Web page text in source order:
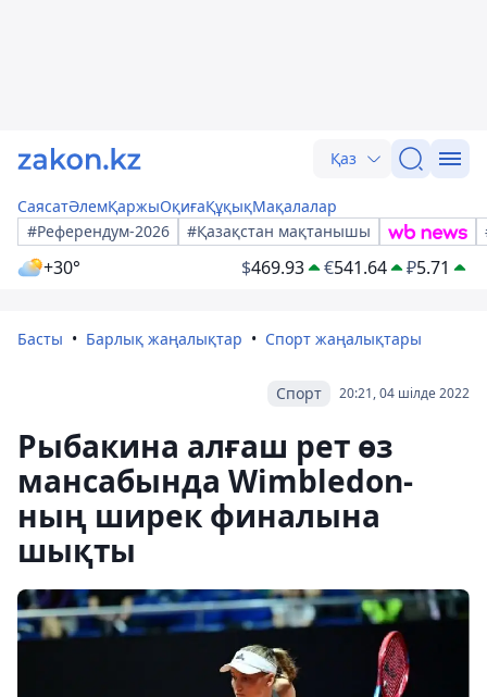
Қаз
СаясатӘлемҚаржыОқиғаҚұқықМақалалар
#Референдум-2026
#Қазақстан мақтанышы
+30° $469.93 €541.64 ₽5.71
Басты Барлық жаңалықтар Спорт жаңалықтары
20:21, 04 шілде 2022
Спорт
Рыбакина алғаш рет өз
мансабында Wimbledon-
ның ширек финалына
шықты